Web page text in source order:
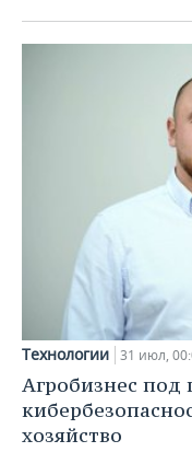
Технологии 31 июл,
Агробизнес под
хозяйство